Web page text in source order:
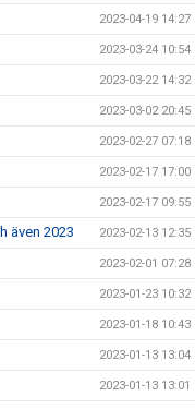
2023-04-19 14:27
2023-03-24 10:54
2023-03-22 14:32
2023-03-02 20:45
2023-02-27 07:18
2023-02-17 17:00
2023-02-17 09:55
även 2023 2023-02-13 12:35
2023-02-01 07:28
2023-01-23 10:32
2023-01-18 10:43
2023-01-13 13:04
2023-01-13 13:01